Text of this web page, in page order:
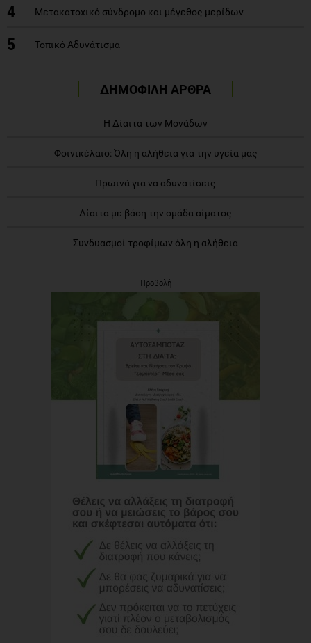
4 Μετακατοχικό σύνδρομο και μέγεθος μερίδων
5 Τοπικό Αδυνάτισμα
ΔΗΜΟΦΙΛΗ ΑΡΘΡΑ
Η Δίαιτα των Μονάδων
Φοινικέλαιο: Όλη η αλήθεια για την υγεία μας
Πρωινά για να αδυνατίσεις
Δίαιτα με βάση την ομάδα αίματος
Συνδυασμοί τροφίμων όλη η αλήθεια
Προβολή